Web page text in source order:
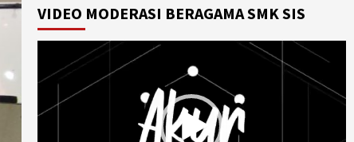
VIDEO MODERASI BERAGAMA SMK SIS
Player